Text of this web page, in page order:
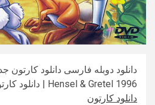
دانلود دوبله فارسی دانلود کارتون
Hensel & Gretel 1996 | دانلود کارتون جدید
دانلود کارتون